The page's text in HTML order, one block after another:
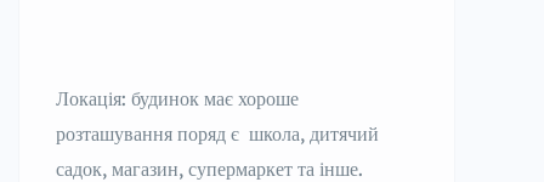
Локація: будинок має хороше
розташування поряд є школа, дитячий
садок, магазин, супермаркет та інше.